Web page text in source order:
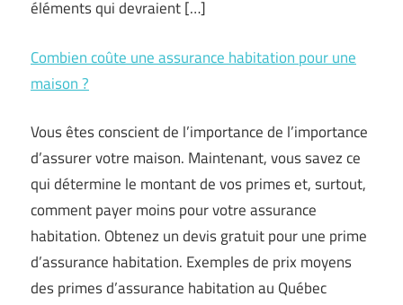
éléments qui devraient […]
Combien coûte une assurance habitation pour une
maison ?
Vous êtes conscient de l’importance de l’importance
d’assurer votre maison. Maintenant, vous savez ce
qui détermine le montant de vos primes et, surtout,
comment payer moins pour votre assurance
habitation. Obtenez un devis gratuit pour une prime
d’assurance habitation. Exemples de prix moyens
des primes d’assurance habitation au Québec